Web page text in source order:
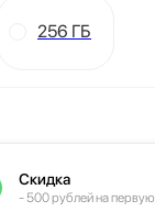
256 ГБ
Скидка
- 500 рублей на